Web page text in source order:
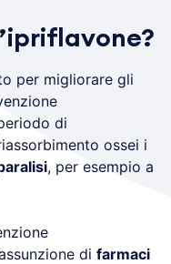
per migliorare gli
di
ossei i
, per esempio a
di farmaci